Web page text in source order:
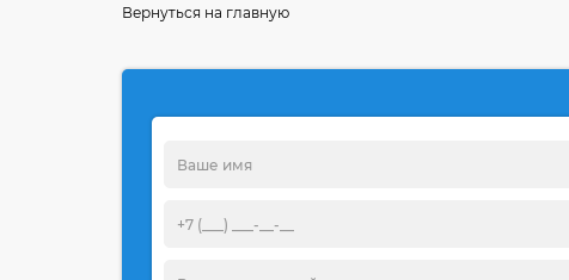
Вернуться на главную